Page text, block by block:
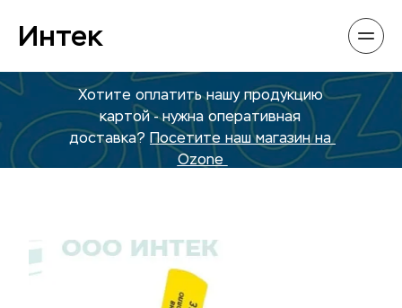
Интек
Хотите оплатить нашу продукцию
картой - нужна оперативная
доставка?
Посетите наш магазин на
Ozone